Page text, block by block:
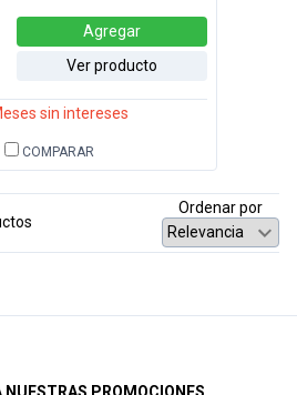
Agregar
Ver producto
sin intereses
COMPARAR
Ordenar por